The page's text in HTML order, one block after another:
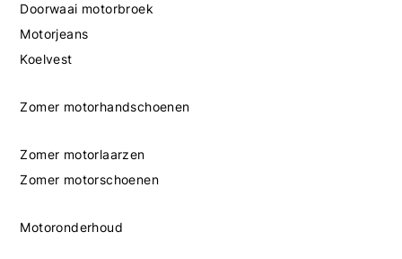
Doorwaai motorbroek
Motorjeans
Koelvest
Zomer motorhandschoenen
Zomer motorlaarzen
Zomer motorschoenen
Motoronderhoud